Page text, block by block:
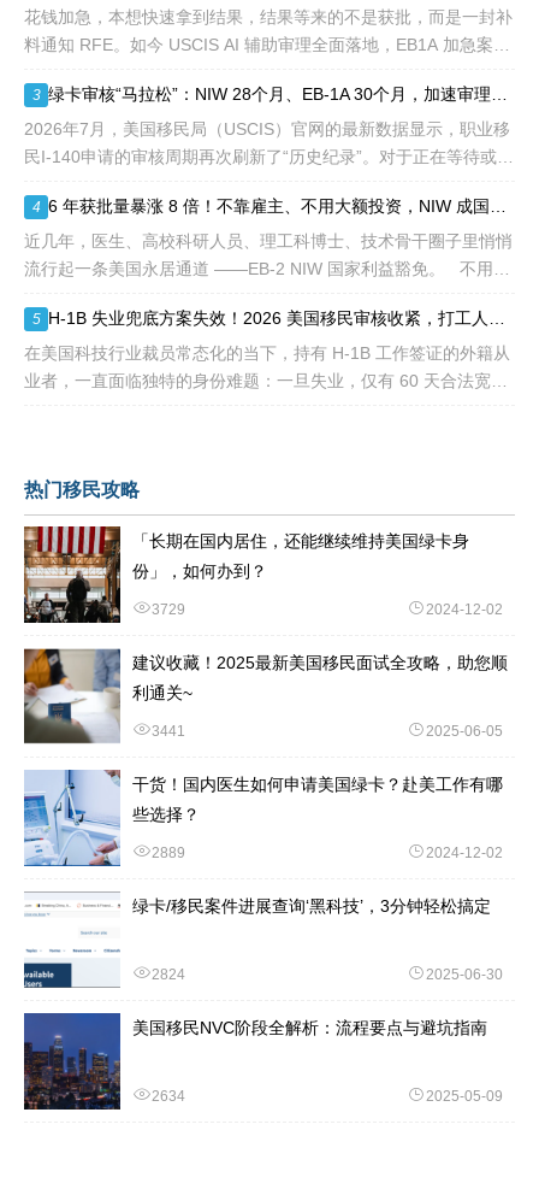
到中国杰出人才的青睐。
花钱加急，本想快速拿到结果，结果等来的不是获批，而是一封补
料通知 RFE。如今 USCIS AI 辅助审理全面落地，EB1A 加急案件
3
2026年7月，美国移民局（USCIS）官网的最新数据显示，职业移
民I-140申请的审核周期再次刷新了“历史纪录”。对于正在等待或计
说，这
4
近几年，医生、高校科研人员、理工科博士、技术骨干圈子里悄悄
流行起一条美国永居通道 ——EB-2 NIW 国家利益豁免。 不用提
5
在美国科技行业裁员常态化的当下，持有 H-1B 工作签证的外籍从
业者，一直面临独特的身份难题：一旦失业，仅有 60 天合法宽限
热门移民攻略
「长期在国内居住，还能继续维持美国绿卡身
份」，如何办到？
3729 2024-12-02
建议收藏！2025最新美国移民面试全攻略，助您顺
利通关~
3441 2025-06-05
干货！国内医生如何申请美国绿卡？赴美工作有哪
些选择？
2889 2024-12-02
绿卡/移民案件进展查询‘黑科技’，3分钟轻松搞定
2824 2025-06-30
美国移民NVC阶段全解析：流程要点与避坑指南
2634 2025-05-09